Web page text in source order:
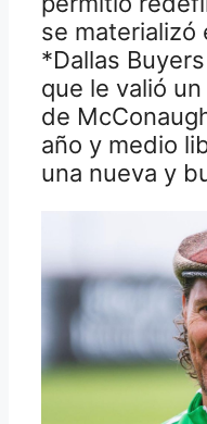
se materializó
*Dallas
que le valió
de
año y medio
una nueva y